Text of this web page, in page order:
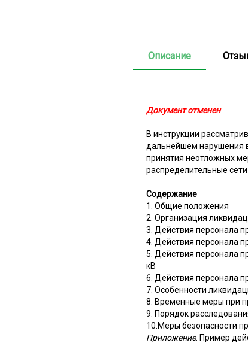
Описание
Документ отменен
В инструкции
дальнейшем нарушения
принятия неотложных
распределительные сети
Содержание
1. Общие положения
2. Организация
3. Действия персонала
4. Действия персонала
5. Действия персонала
кВ
6. Действия персонала
7. Особенности
8. Временные меры при
9. Порядок
10.Меры безопасности
Приложение. Пример